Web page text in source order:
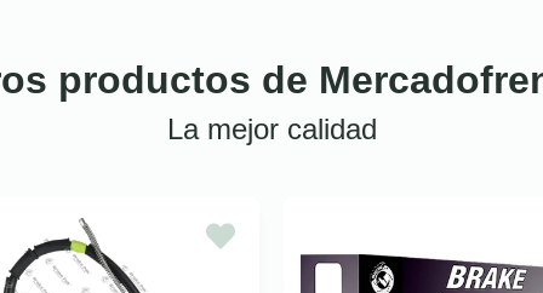
productos de
La mejor calidad